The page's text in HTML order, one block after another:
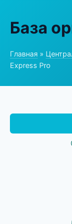
База
Главная »
Express Pro